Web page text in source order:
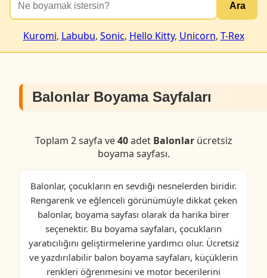
Ara
Kuromi, Labubu, Sonic, Hello Kitty, Unicorn, T-Rex
Balonlar Boyama Sayfaları
Toplam 2 sayfa ve40adet Balonlarücretsiz
boyama sayfası.
Balonlar, çocukların en sevdiği nesnelerden biridir.
Rengarenk ve eğlenceli görünümüyle dikkat çeken
balonlar, boyama sayfası olarak da harika birer
seçenektir. Bu boyama sayfaları, çocukların
yaratıcılığını geliştirmelerine yardımcı olur. Ücretsiz
ve yazdırılabilir balon boyama sayfaları, küçüklerin
renkleri öğrenmesini ve motor becerilerini